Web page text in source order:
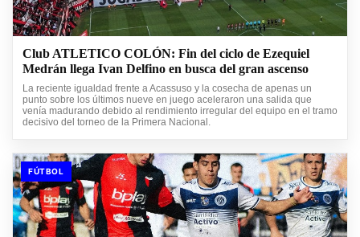
Club ATLETICO COLÓN: Fin del ciclo de Ezequiel
Medrán llega Ivan Delfino en busca del gran ascenso
La reciente igualdad frente a Acassuso y la cosecha de apenas un
punto sobre los últimos nueve en juego aceleraron una salida que
venía madurando debido al rendimiento irregular del equipo en el tramo
decisivo del torneo de la Primera Nacional.
FÚTBOL